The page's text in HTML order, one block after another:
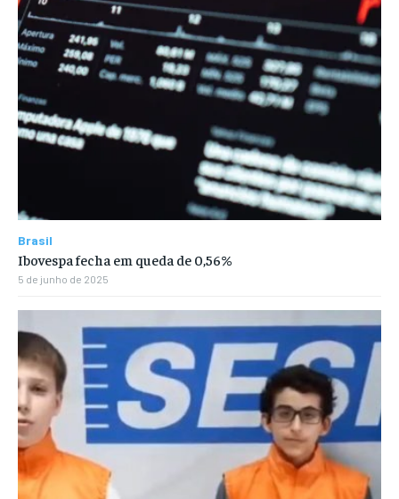
Brasil
Ibovespa fecha em queda de 0,56%
5 de junho de 2025